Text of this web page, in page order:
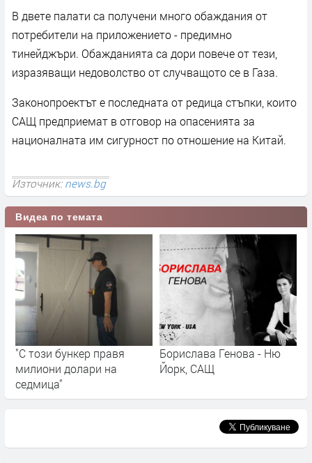
В двете палати са получени много обаждания от
потребители на приложението - предимно
тинейджъри. Обажданията са дори повече от тези,
изразяващи недоволство от случващото се в Газа.
Законопроектът е последната от редица стъпки, които
САЩ предприемат в отговор на опасенията за
националната им сигурност по отношение на Китай.
Източник:news.bg
Видеа по темата
"С този бункер правя
милиони долари на
седмица"
Борислава Генова - Ню
Йорк, САЩ